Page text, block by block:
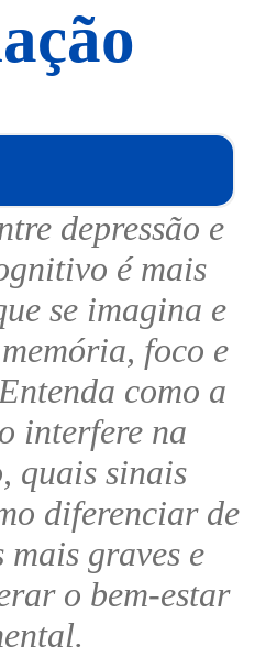
depressão e
é mais
se imagina e
foco e
como a
interfere na
quais sinais
diferenciar de
mais graves e
o bem-estar